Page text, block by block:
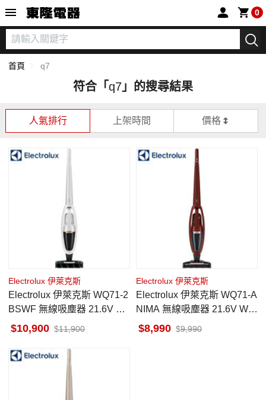
0
首頁 q7
符合「q7 」的搜尋結果
人氣排行 上架時間 價格
Electrolux 伊萊克斯
Electrolux 伊萊克斯 WQ71-2
BSWF 無線吸塵器 21.6V We
ll Q7 白色
10,900 11,900
Electrolux 伊萊克斯
Electrolux 伊萊克斯 WQ71-A
NIMA 無線吸塵器 21.6V Wel
l Q7 紅色
8,990 9,990